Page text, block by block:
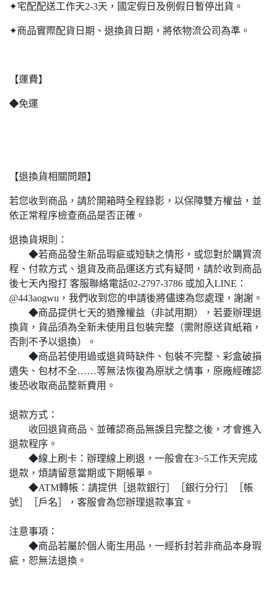
✦宅配配送工作天2-3天，國定假日及例假日暫停出貨。
✦商品實際配貨日期、退換貨日期，將依物流公司為準。
【運費】
◆免運
【退換貨相關問題】
若您收到商品，請於開箱時全程錄影，以保障雙方權益，並
依正常程序檢查商品是否正確。
退換貨規則：
◆若商品發生新品瑕疵或短缺之情形，或您對於購買流
程、付款方式、退貨及商品運送方式有疑問，請於收到商品
後七天內撥打 客服聯絡電話02-2797-3786 或加入LINE：
@443aogwu ，我們收到您的申請後將儘速為您處理，謝謝。
◆商品提供七天的猶豫權益（非試用期），若要辦理退
換貨，貨品須為全新未使用且包裝完整（需附原送貨紙箱，
否則不予以退換）。
◆商品若使用過或退貨時缺件、包裝不完整、彩盒破損
遺失、包材不全……等無法恢復為原狀之情事，原廠經確認
後恐收取商品整新費用。
退款方式：
收回退貨商品、並確認商品無誤且完整之後，才會進入
退款程序。
◆線上刷卡：辦理線上刷退，一般會在3~5工作天完成
退款，煩請留意當期或下期帳單。
◆ATM轉帳：請提供［退款銀行］［銀行分行］［帳
號］［戶名］，客服會為您辦理退款事宜。
注意事項：
◆商品若屬於個人衛生用品，一經拆封若非商品本身瑕
疵，恕無法退換。